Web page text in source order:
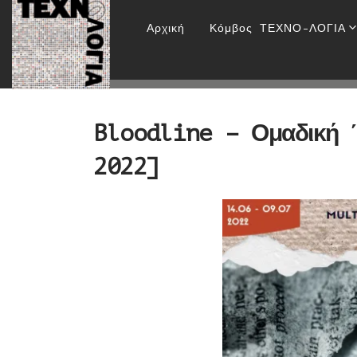
Αρχική Κόμβος ΤΕΧΝΟ-ΛΟΓΙΑ
Bloodline –
2022]